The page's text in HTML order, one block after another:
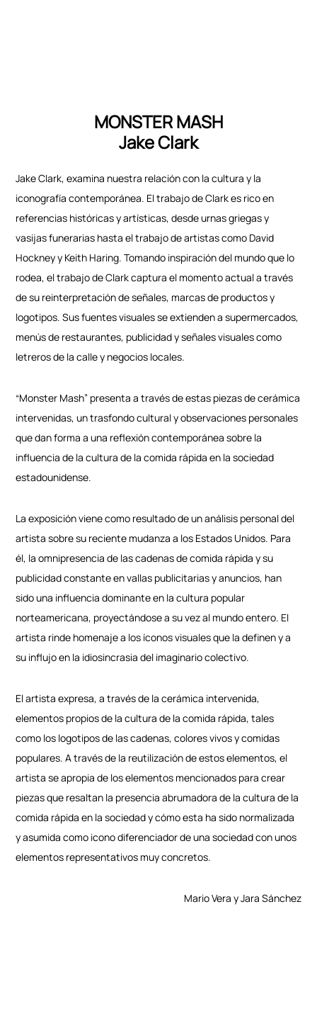
MONSTER MASH
Jake Clark
Jake Clark, examina nuestra relación con la cultura y la
iconografía contemporánea. El trabajo de Clark es rico en
referencias históricas y artísticas, desde urnas griegas y
vasijas funerarias hasta el trabajo de artistas como David
Hockney y Keith Haring. Tomando inspiración del mundo que lo
rodea, el trabajo de Clark captura el momento actual a través
de su reinterpretación de señales, marcas de productos y
logotipos. Sus fuentes visuales se extienden a supermercados,
menús de restaurantes, publicidad y señales visuales como
letreros de la calle y negocios locales.
“Monster Mash” presenta a través de estas piezas de cerámica
intervenidas, un trasfondo cultural y observaciones personales
que dan forma a una reflexión contemporánea sobre la
influencia de la cultura de la comida rápida en la sociedad
estadounidense.
La exposición viene como resultado de un análisis personal del
artista sobre su reciente mudanza a los Estados Unidos. Para
él, la omnipresencia de las cadenas de comida rápida y su
publicidad constante en vallas publicitarias y anuncios, han
sido una influencia dominante en la cultura popular
norteamericana, proyectándose a su vez al mundo entero. El
artista rinde homenaje a los íconos visuales que la definen y a
su influjo en la idiosincrasia del imaginario colectivo.
El artista expresa, a través de la cerámica intervenida,
elementos propios de la cultura de la comida rápida, tales
como los logotipos de las cadenas, colores vivos y comidas
populares. A través de la reutilización de estos elementos, el
artista se apropia de los elementos mencionados para crear
piezas que resaltan la presencia abrumadora de la cultura de la
comida rápida en la sociedad y cómo esta ha sido normalizada
y asumida como icono diferenciador de una sociedad con unos
elementos representativos muy concretos.
Mario Vera y Jara Sánchez